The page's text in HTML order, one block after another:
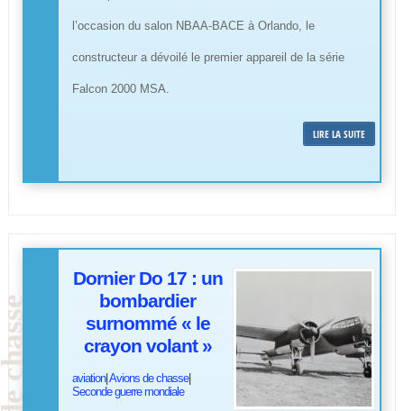
l’occasion du salon NBAA-BACE à Orlando, le
constructeur a dévoilé le premier appareil de la série
Falcon 2000 MSA.
LIRE LA SUITE
Dornier Do 17 : un
bombardier
surnommé « le
crayon volant »
aviation| Avions de chasse|
Seconde guerre mondiale